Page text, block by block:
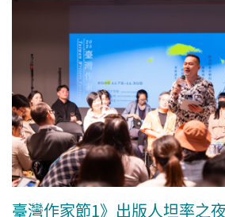
臺灣作家節1》出版人坦率之夜